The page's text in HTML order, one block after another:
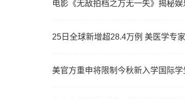
电影《无敌拍档之万无一失》揭秘
25日全球新增超28.4万例 美医学专
美官方重申将限制今秋新入学国际学